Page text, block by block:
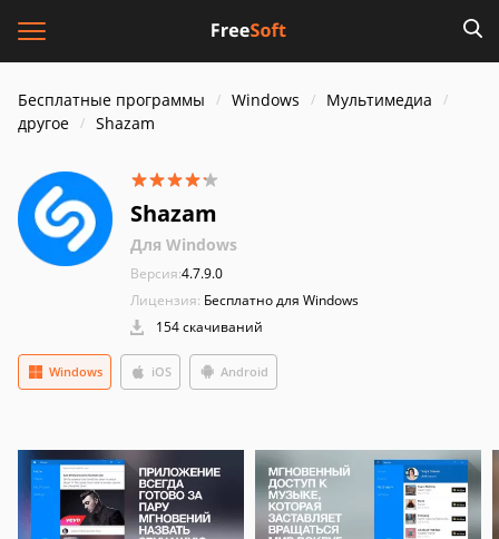
Бесплатные программы Windows
Мультимедиа
другое
Shazam
Shazam
Для Windows
Версия:4.7.9.0
Лицензия: Бесплатно для Windows
154 скачиваний
iOS Android
Windows